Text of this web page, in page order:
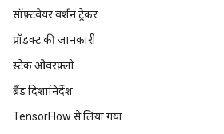
सॉफ़्टवेयर वर्शन ट्रैकर
प्रॉडक्ट की जानकारी
स्टैक ओवरफ़्लो
ब्रैंड दिशानिर्देश
TensorFlow से लिया गया